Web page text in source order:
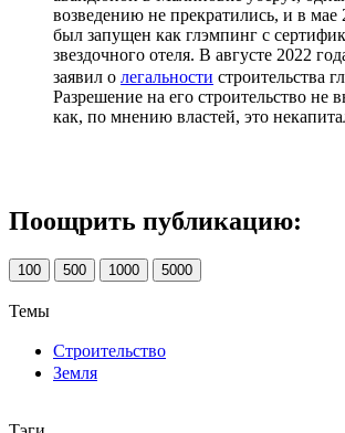
возведению не прекратились, и в мае
был запущен как глэмпинг с
звездочного отеля. В августе 2022
заявил о легальности строительства
Разрешение на его строительство не
как, по мнению властей, это
Поощрить публикацию:
100 500 1000 5000
Темы
Строительство
Земля